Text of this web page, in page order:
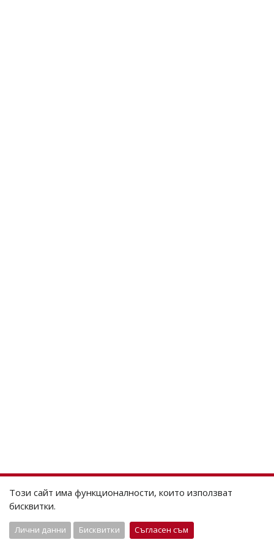
Този сайт има функционалности, които използват
бисквитки.
Лични данни Бисквитки Съгласен съм